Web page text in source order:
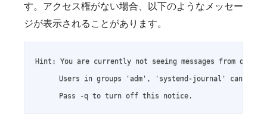
す。アクセス権がない場合、以下のようなメッセー
ジが表示されることがあります。
Hint: You are currently not seeing messages from other
Users in groups 'adm', 'systemd-journal' can see
      Pass -q to turn off this notice.